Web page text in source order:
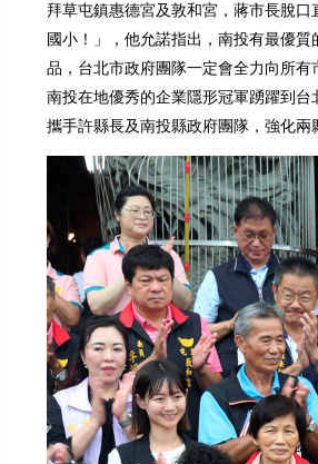
拜草屯鎮惠德宮及敦和宮，蔣市長脫
國小！」，他允諾指出，南投有最優
品，台北市政府團隊一定會全力向所
南投在地優秀的企業隱形冠軍踴躍到
攜手許縣長及南投縣政府團隊，強化